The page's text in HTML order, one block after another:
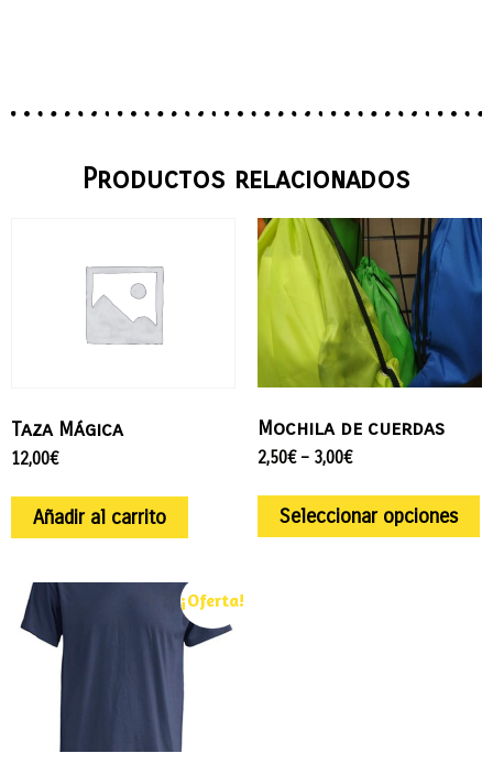
Productos relacionados
Taza Mágica
12,00€
Añadir al carrito
Mochila de cuerdas
2,50€– 3,00€
Seleccionar opciones
¡Oferta!